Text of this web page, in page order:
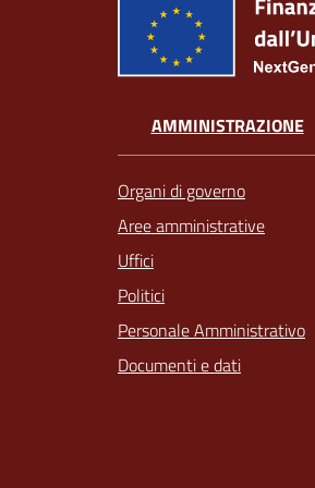
AMMINISTRAZIONE
Organi di governo
Aree amministrative
Uffici
Politici
Personale Amministrativo
Documenti e dati